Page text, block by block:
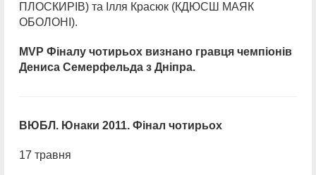
ПЛОСКИРІВ) та Ілля Красюк (КДЮСШ МАЯК
ОБОЛОНІ).
MVP Фіналу чотирьох визнано гравця чемпіонів
Дениса Семерфельда з Дніпра.
ВЮБЛ. Юнаки 2011. Фінал чотирьох
17 травня